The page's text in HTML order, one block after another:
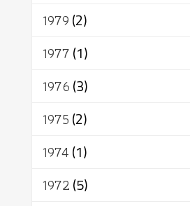
1979(2)
1977(1)
1976(3)
1975(2)
1974(1)
1972(5)